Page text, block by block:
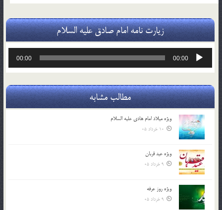
زیارت نامه امام صادق علیه السلام
پخش‌کننده
00:00
00:00
مطالب مشابه
ویژه میلاد امام هادی علیه السلام
10 خرداد 05
ویژه عید قربان
9 خرداد 05
ویژه روز عرفه
9 خرداد 05